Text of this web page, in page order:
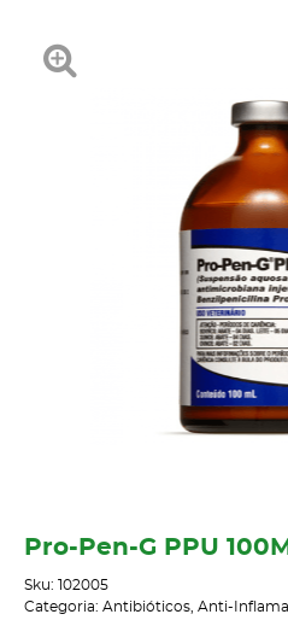
Pro-Pen-G PPU
Sku: 102005
Categoria: Antibióticos, Anti-